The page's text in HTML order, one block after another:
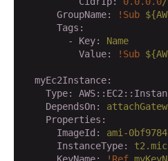
      GroupName:
!Sub
      Tags:
        - Key:
Name
          Value:
!Sub
  myEc2Instance:
    Type:
    DependsOn:
    Properties:
      ImageId:
ami-
      InstanceType:
      KeyName:
!Ref